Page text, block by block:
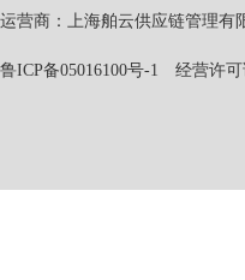
运营商：上海舶云供应链
鲁ICP备05016100号-1 经营许可